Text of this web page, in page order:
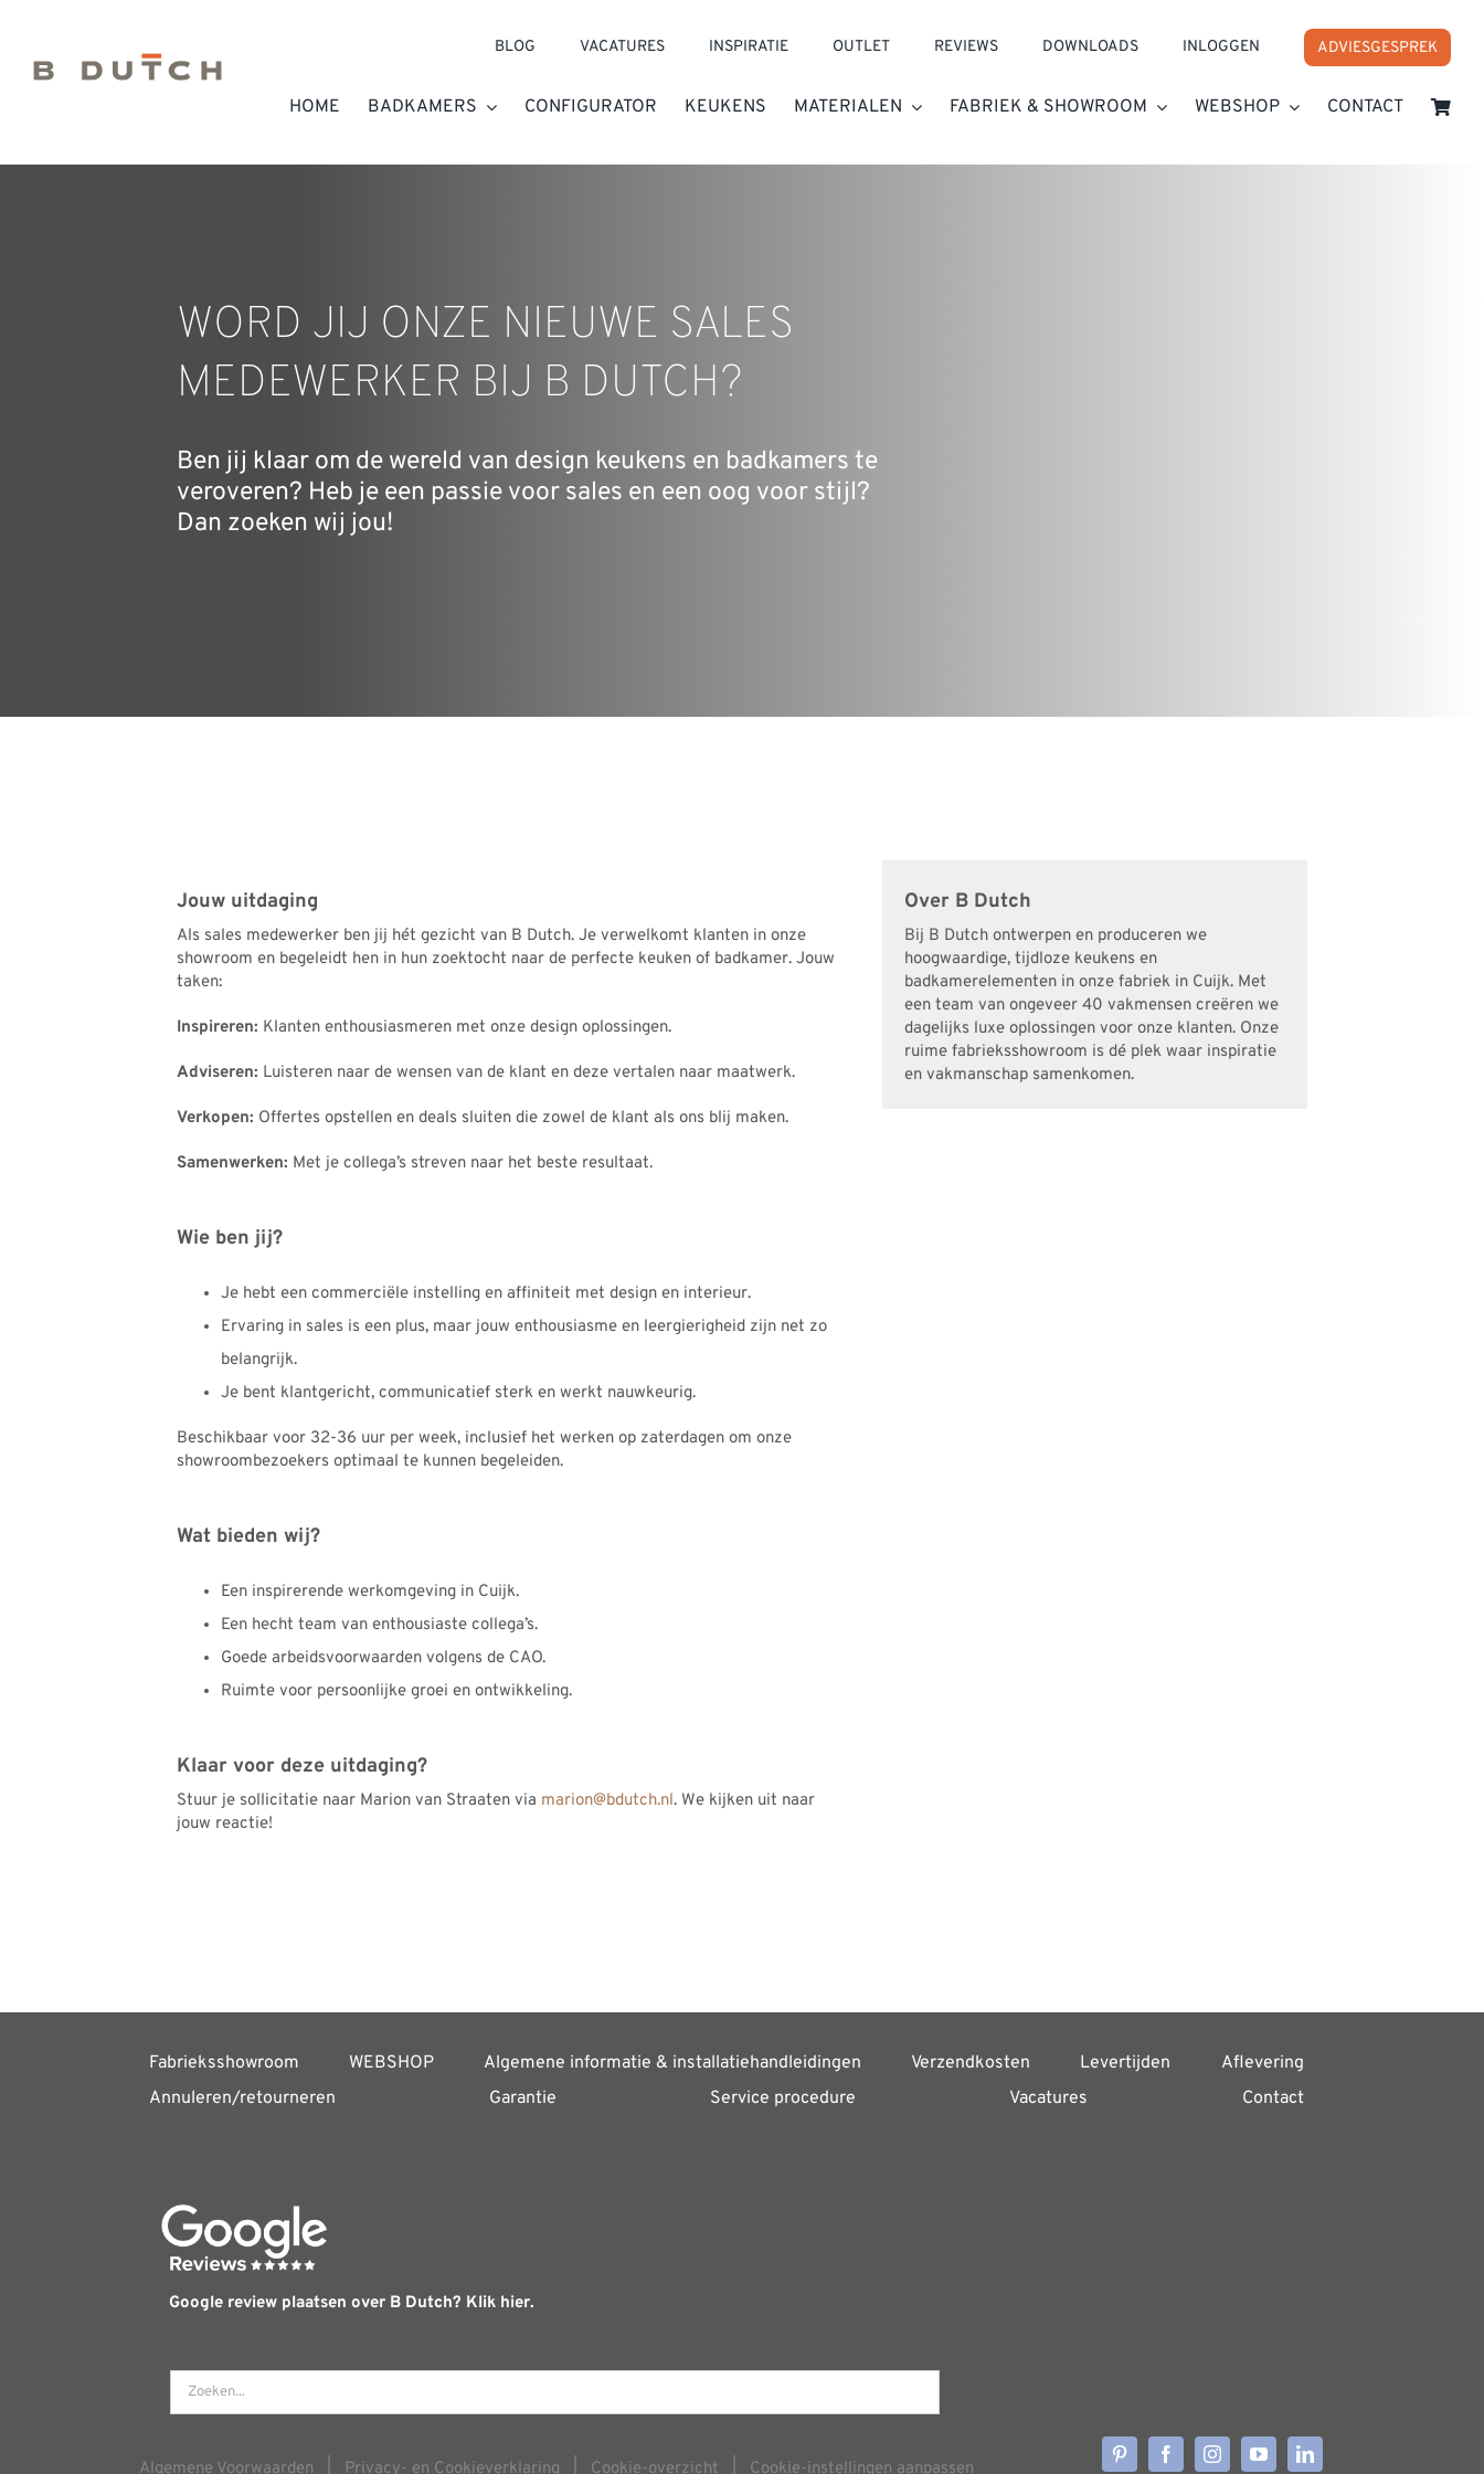
inhoud
BLOG VACATURES INSPIRATIE OUTLET REVIEWS DOWNLOADS INLOGGEN ADVIESGESPREK
HOME BADKAMERS CONFIGURATOR KEUKENS MATERIALEN FABRIEK & SHOWROOM WEBSHOP CONTACT
WORD JIJ ONZE NIEUWE SALES
MEDEWERKER BIJ B DUTCH?
Ben jij klaar om de wereld van design keukens en badkamers te
veroveren? Heb je een passie voor sales en een oog voor stijl?
Dan zoeken wij jou!
Jouw uitdaging
Als sales medewerker ben jij hét gezicht van B Dutch. Je verwelkomt klanten in onze
showroom en begeleidt hen in hun zoektocht naar de perfecte keuken of badkamer. Jouw
taken:
Inspireren: Klanten enthousiasmeren met onze design oplossingen.
Adviseren: Luisteren naar de wensen van de klant en deze vertalen naar maatwerk.
Verkopen: Offertes opstellen en deals sluiten die zowel de klant als ons blij maken.
Samenwerken: Met je collega’s streven naar het beste resultaat.
Wie ben jij?
Je hebt een commerciële instelling en affiniteit met design en interieur.
Ervaring in sales is een plus, maar jouw enthousiasme en leergierigheid zijn net zo
belangrijk.
Je bent klantgericht, communicatief sterk en werkt nauwkeurig.
Beschikbaar voor 32-36 uur per week, inclusief het werken op zaterdagen om onze
showroombezoekers optimaal te kunnen begeleiden.
Wat bieden wij?
Een inspirerende werkomgeving in Cuijk.
Een hecht team van enthousiaste collega’s.
Goede arbeidsvoorwaarden volgens de CAO.
Ruimte voor persoonlijke groei en ontwikkeling.
Klaar voor deze uitdaging?
Stuur je sollicitatie naar Marion van Straaten via marion@bdutch.nl. We kijken uit naar
jouw reactie!
Over B Dutch
Bij B Dutch ontwerpen en produceren we
hoogwaardige, tijdloze keukens en
badkamerelementen in onze fabriek in Cuijk. Met
een team van ongeveer 40 vakmensen creëren we
dagelijks luxe oplossingen voor onze klanten. Onze
ruime fabrieksshowroom is dé plek waar inspiratie
en vakmanschap samenkomen.
Fabrieksshowroom WEBSHOP Algemene informatie & installatiehandleidingen Verzendkosten Levertijden
Aflevering
Annuleren/retourneren
Garantie Service procedure Vacatures Contact
Google review plaatsen over B Dutch? Klik hier.
Algemene Voorwaarden Privacy- en Cookieverklaring Cookie-overzicht Cookie-instellingen aanpassen